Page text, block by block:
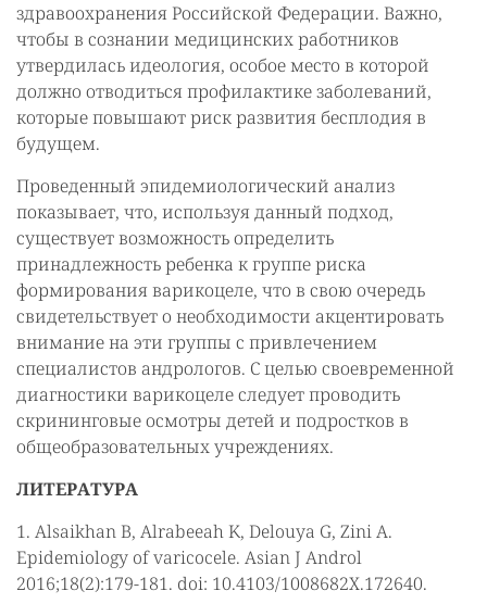
здравоохранения Российской Федерации. Важно,
чтобы в сознании медицинских работников
утвердилась идеология, особое место в которой
должно отводиться профилактике заболеваний,
которые повышают риск развития бесплодия в
будущем.
Проведенный эпидемиологический анализ
показывает, что, используя данный подход,
существует возможность определить
принадлежность ребенка к группе риска
формирования варикоцеле, что в свою очередь
свидетельствует о необходимости акцентировать
внимание на эти группы с привлечением
специалистов андрологов. С целью своевременной
диагностики варикоцеле следует проводить
скрининговые осмотры детей и подростков в
общеобразовательных учреждениях.
ЛИТЕРАТУРА
1. Alsaikhan B, Alrabeeah K, Delouya G, Zini A.
Epidemiology of varicocele. Asian J Androl
2016;18(2):179-181. doi: 10.4103/1008682X.172640.